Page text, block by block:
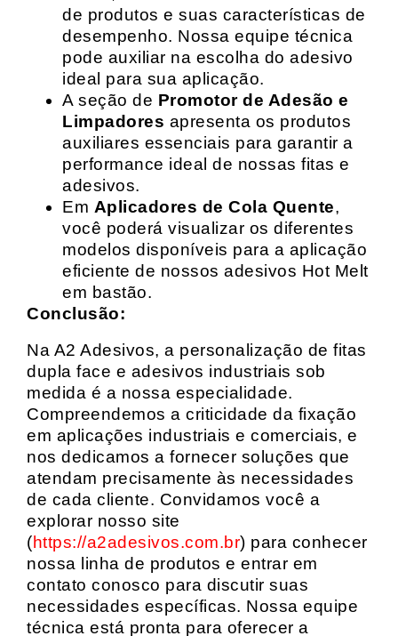
de produtos e suas características de
desempenho. Nossa equipe técnica
pode auxiliar na escolha do adesivo
ideal para sua aplicação.
A seção de Promotor de Adesão e
Limpadores apresenta os produtos
auxiliares essenciais para garantir a
performance ideal de nossas fitas e
adesivos.
Em Aplicadores de Cola Quente,
você poderá visualizar os diferentes
modelos disponíveis para a aplicação
eficiente de nossos adesivos Hot Melt
em bastão.
Conclusão:
Na A2 Adesivos, a personalização de fitas
dupla face e adesivos industriais sob
medida é a nossa especialidade.
Compreendemos a criticidade da fixação
em aplicações industriais e comerciais, e
nos dedicamos a fornecer soluções que
atendam precisamente às necessidades
de cada cliente. Convidamos você a
explorar nosso site
(https://a2adesivos.com.br) para conhecer
nossa linha de produtos e entrar em
contato conosco para discutir suas
necessidades específicas. Nossa equipe
técnica está pronta para oferecer a